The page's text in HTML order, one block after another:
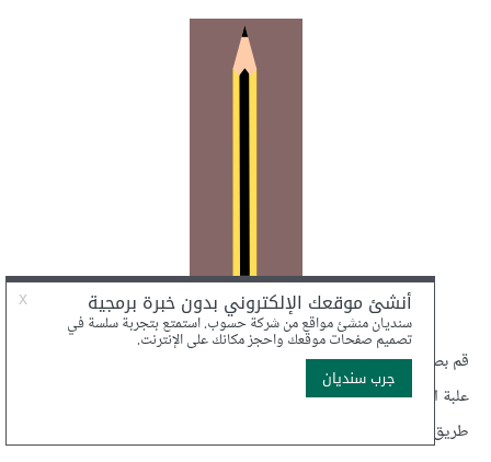
قم بصف الأقلام الثلاثة في علبة الأقلام مع ملاحظة أنه بإمكانك جعل
علبة الأقلام شفافة لتظهر التفاصيل التي قمت برسمها إن رغبت بذلك عن
طريق لوحة التعبئة وذلك بتغيير قيمة شفافية العلبة Opacity.